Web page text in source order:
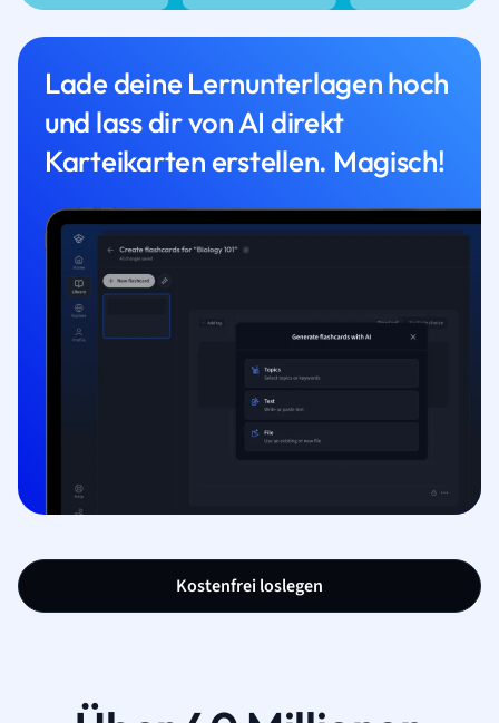
Lade deine Lernunterlagen hoch
und lass dir von AI direkt
Karteikarten erstellen. Magisch!
Kostenfrei loslegen